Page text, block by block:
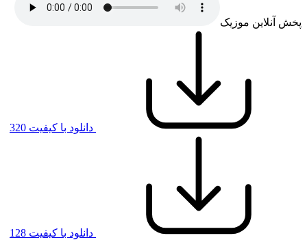
پخش آنلاین موزیک
دانلود با کیفیت 320
دانلود با کیفیت 128